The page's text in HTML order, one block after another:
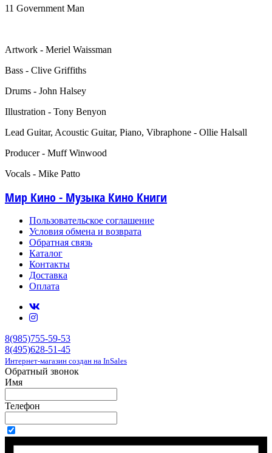
11 Government Man
Artwork - Meriel Waissman
Bass - Clive Griffiths
Drums - John Halsey
Illustration - Tony Benyon
Lead Guitar, Acoustic Guitar, Piano, Vibraphone - Ollie Halsall
Producer - Muff Winwood
Vocals - Mike Patto
Мир Кино - Музыка Кино Книги
Пользовательское соглашение
Условия обмена и возврата
Обратная связь
Каталог
Контакты
Доставка
Оплата
8(985)755-59-53
8(495)628-51-45
Интернет-магазин создан на InSales
Обратный звонок
Имя
Телефон